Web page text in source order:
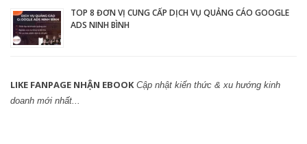
TOP 8 ĐƠN VỊ CUNG CẤP DỊCH VỤ QUẢNG CÁO GOOGLE
ADS NINH BÌNH
LIKE FANPAGE NHẬN EBOOK Cập nhật kiến thức & xu hướng kinh
doanh mới nhất...